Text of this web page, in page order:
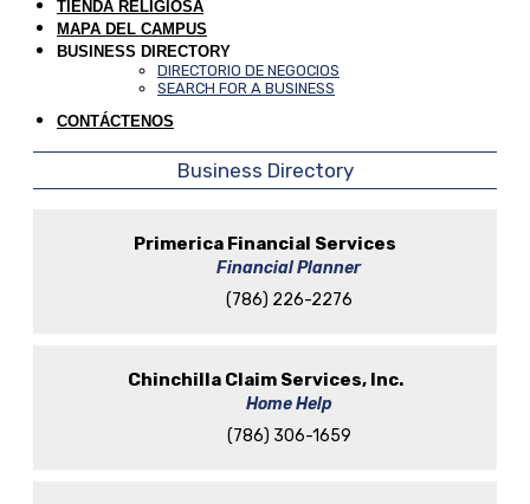
TIENDA RELIGIOSA
MAPA DEL CAMPUS
BUSINESS DIRECTORY
DIRECTORIO DE NEGOCIOS
SEARCH FOR A BUSINESS
CONTÁCTENOS
Business Directory
Primerica Financial Services
Financial Planner
(786) 226-2276
Chinchilla Claim Services, Inc.
Home Help
(786) 306-1659